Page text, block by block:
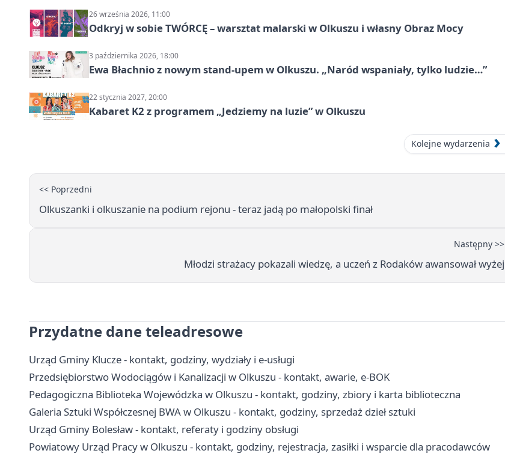
26 września 2026, 11:00
Odkryj w sobie TWÓRCĘ – warsztat malarski w Olkuszu i własny Obraz Mocy
3 października 2026, 18:00
Ewa Błachnio z nowym stand-upem w Olkuszu. „Naród wspaniały, tylko ludzie…”
22 stycznia 2027, 20:00
Kabaret K2 z programem „Jedziemy na luzie” w Olkuszu
Kolejne wydarzenia
<< Poprzedni
Olkuszanki i olkuszanie na podium rejonu - teraz jadą po małopolski finał
Następny >>
Młodzi strażacy pokazali wiedzę, a uczeń z Rodaków awansował wyżej
Przydatne dane teleadresowe
Urząd Gminy Klucze - kontakt, godziny, wydziały i e-usługi
Przedsiębiorstwo Wodociągów i Kanalizacji w Olkuszu - kontakt, awarie, e-BOK
Pedagogiczna Biblioteka Wojewódzka w Olkuszu - kontakt, godziny, zbiory i karta biblioteczna
Galeria Sztuki Współczesnej BWA w Olkuszu - kontakt, godziny, sprzedaż dzieł sztuki
Urząd Gminy Bolesław - kontakt, referaty i godziny obsługi
Powiatowy Urząd Pracy w Olkuszu - kontakt, godziny, rejestracja, zasiłki i wsparcie dla pracodawców